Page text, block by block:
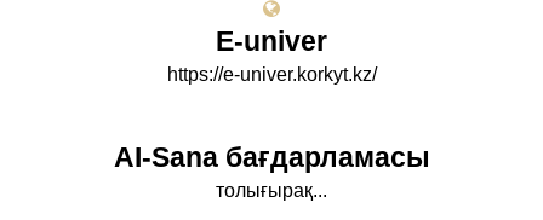
E-univer
https://e-univer.korkyt.kz/
AI-Sana бағдарламасы
толығырақ...